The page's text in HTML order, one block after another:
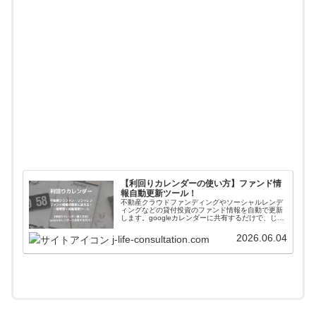
【利回りカレンダーの使い方】ファンド情
報自動更新ツール！
不動産クラウドファンディングやソーシャルレンデ
ィングなどの貸付投資のファンド情報を自動で更新
します。googleカレンダーに共有するだけで、じぇ
自動更新されます。使い方や導入方法を解説してい
ます。
j-life-consultation.com 2026.06.04